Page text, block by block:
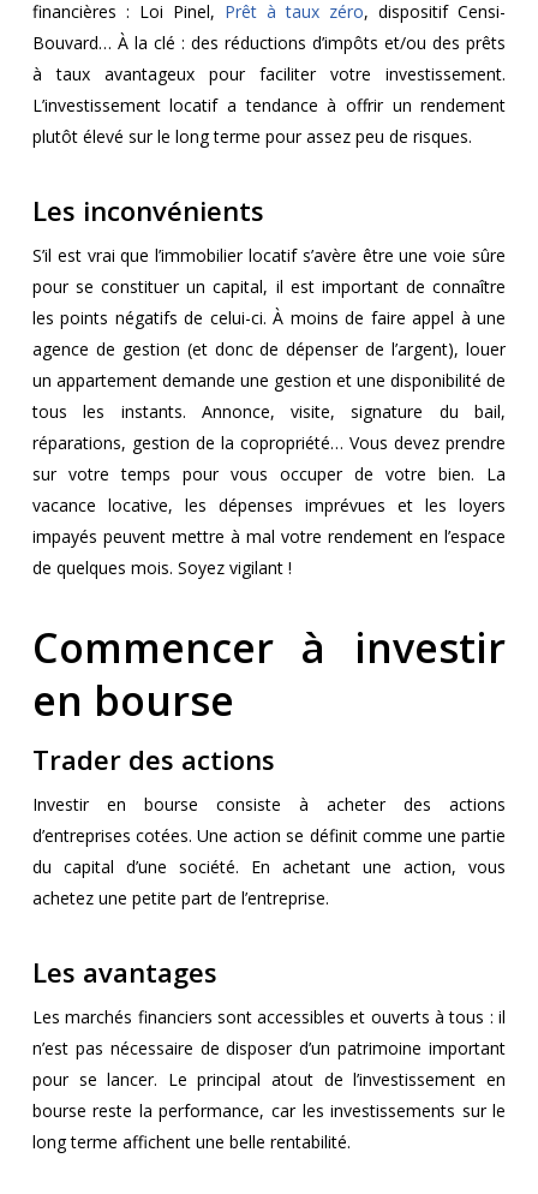
financières : Loi Pinel, Prêt à taux zéro, dispositif Censi-
Bouvard… À la clé : des réductions d’impôts et/ou des prêts
à taux avantageux pour faciliter votre investissement.
L’investissement locatif a tendance à offrir un rendement
plutôt élevé sur le long terme pour assez peu de risques.
Les inconvénients
S’il est vrai que l’immobilier locatif s’avère être une voie sûre
pour se constituer un capital, il est important de connaître
les points négatifs de celui-ci. À moins de faire appel à une
agence de gestion (et donc de dépenser de l’argent), louer
un appartement demande une gestion et une disponibilité de
tous les instants. Annonce, visite, signature du bail,
réparations, gestion de la copropriété… Vous devez prendre
sur votre temps pour vous occuper de votre bien. La
vacance locative, les dépenses imprévues et les loyers
impayés peuvent mettre à mal votre rendement en l’espace
de quelques mois. Soyez vigilant !
Commencer à investir
en bourse
Trader des actions
Investir en bourse consiste à acheter des actions
d’entreprises cotées. Une action se définit comme une partie
du capital d’une société. En achetant une action, vous
achetez une petite part de l’entreprise.
Les avantages
Les marchés financiers sont accessibles et ouverts à tous : il
n’est pas nécessaire de disposer d’un patrimoine important
pour se lancer. Le principal atout de l’investissement en
bourse reste la performance, car les investissements sur le
long terme affichent une belle rentabilité.